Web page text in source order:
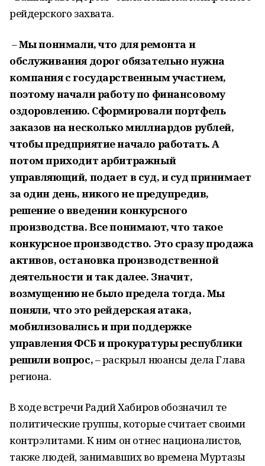
рейдерского захвата.
–Мы понимали, что для ремонта и
обслуживания дорог обязательно нужна
компания с государственным участием,
поэтому начали работу по финансовому
оздоровлению. Сформировали портфель
заказов на несколько миллиардов рублей,
чтобы предприятие начало работать. А
потом приходит арбитражный
управляющий, подает в суд, и суд принимает
за один день, никого не предупредив,
решение о введении конкурсного
производства. Все понимают, что такое
конкурсное производство. Это сразу продажа
активов, остановка производственной
деятельности и так далее. Значит,
возмущению не было предела тогда. Мы
поняли, что это рейдерская атака,
мобилизовались и при поддержке
управления ФСБ и прокуратуры республики
решили вопрос,– раскрыл нюансы дела Глава
региона.
В ходе встречи Радий Хабиров обозначил те
политические группы, которые считает своими
контрэлитами. К ним он отнес националистов,
также людей, занимавших во времена Муртазы